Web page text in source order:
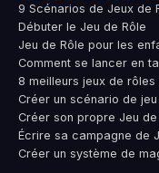
9 Scénarios de Jeux de
Débuter le Jeu de Rôle
Jeu de Rôle pour les
Comment se lancer en
8 meilleurs jeux de
Créer un scénario de
Créer son propre Jeu de
Écrire sa campagne de
Créer un système de